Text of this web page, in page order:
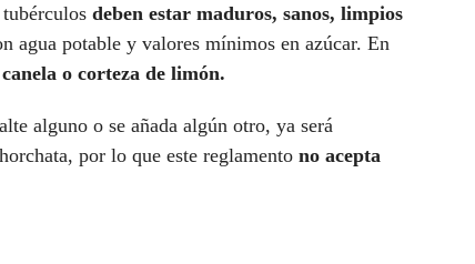
deben estar maduros, sanos, limpios
agua potable y valores mínimos en azúcar. En
canela o corteza de limón.
alguno o se añada algún otro, ya será
por lo que este reglamento no acepta